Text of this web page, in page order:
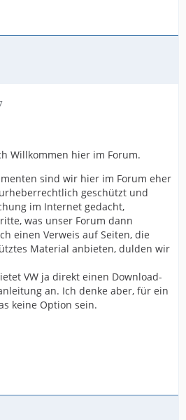
Willkommen hier im Forum.
sind wir hier im Forum eher
geschützt und
im Internet gedacht,
was unser Forum dann
einen Verweis auf Seiten, die
Material anbieten, dulden wir
VW ja direkt einen Download-
an. Ich denke aber, für ein
keine Option sein.